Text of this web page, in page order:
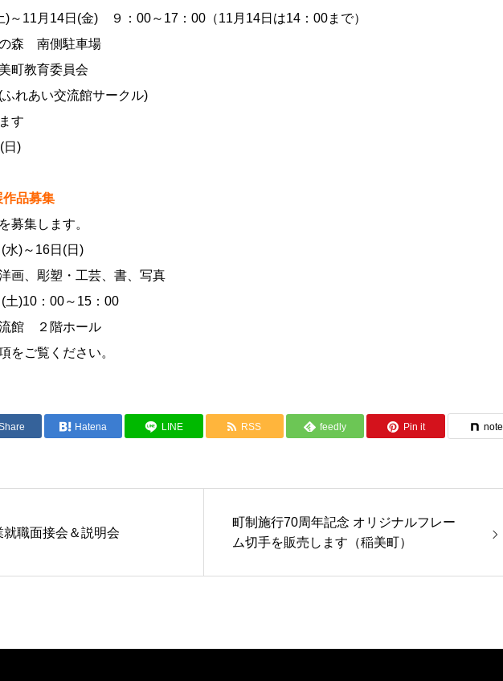
～11月14日(金) ９：00～17：00（11月14日は14：00まで）
森 南側駐車場
町教育委員会
れあい交流館サークル)
す
日)
作品募集
募集します。
)～16日(日)
画、彫塑・工芸、書、写真
)10：00～15：00
館 ２階ホール
をご覧ください。
Hatena LINE RSS feedly Pin it note
就職面接会＆説明会
町制施行70周年記念 オリジナルフレー
ム切手を販売します（稲美町）